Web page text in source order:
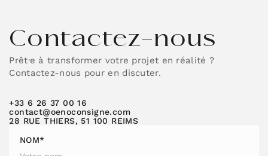
Contactez-nous
Prêt·e à transformer votre projet en réalité ?
Contactez-nous pour en discuter.
+33 6 26 37 00 16
contact@oenoconsigne.com
28 RUE THIERS, 51 100 REIMS
NOM*